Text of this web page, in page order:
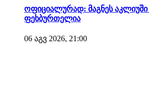
ოფიციალურად: მაგნეს აკლიუში
ფეხბურთელია
06 აგვ 2026, 21:00